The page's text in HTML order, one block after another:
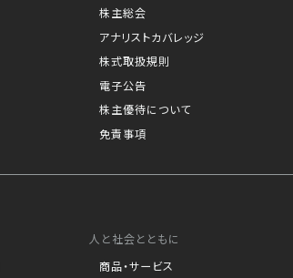
株主総会
アナリストカバレッジ
株式取扱規則
電子公告
株主優待について
免責事項
人と社会とともに
商品・サービス